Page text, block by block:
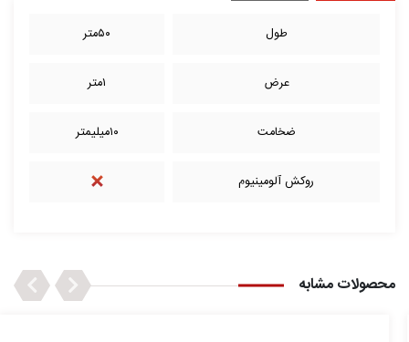
طول ۵۰متر
عرض ۱متر
ضخامت ۱۰میلیمتر
روکش آلومینیوم
محصولات مشابه Previous
Next